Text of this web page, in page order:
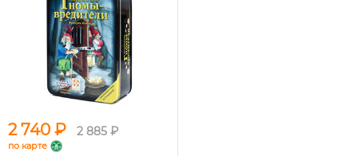
2 740 ₽ 2 885 ₽
по карте